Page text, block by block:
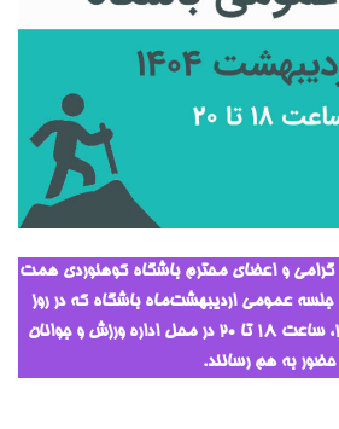
گرامی و اعضای محترم باشگاه کوهنوردی همت
عمومی اردیبهشت‌ماه باشگاه که در روز
دوشنبه ۲۹ اردیبهشت ۱۴۰۳، ساعت ۱۸ تا ۲۰ در محل اداره ورزش و جوانان
حضور به هم رسانند.